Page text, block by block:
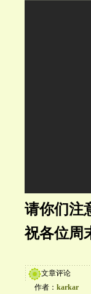
请你们注
祝各位周
文章评论
作者： karkar